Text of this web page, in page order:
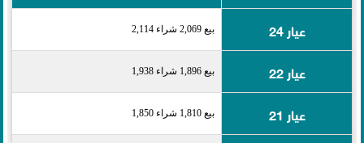
عيار 24
بيع 2,069 شراء 2,114
عيار 22 بيع 1,896 شراء 1,938
عيار 21 بيع 1,810 شراء 1,850